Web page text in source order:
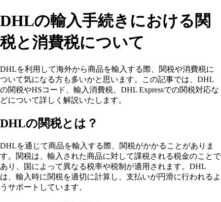
DHLの輸入手続きにおける関
税と消費税について
DHLを利用して海外から商品を輸入する際、関税や消費税に
ついて気になる方も多いかと思います。この記事では、DHL
の関税やHSコード、輸入消費税、DHL Expressでの関税対応な
どについて詳しく解説いたします。
DHLの関税とは？
DHLを通じて商品を輸入する際、関税がかかることがありま
す。関税は、輸入された商品に対して課税される税金のことで
あり、国によって異なる税率や税制が適用されます。DHL
は、輸入時に関税を適切に計算し、支払いが円滑に行われるよ
うサポートしています。